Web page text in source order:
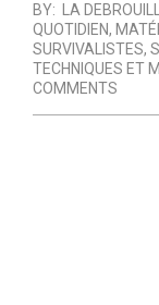
BY: LA
QUOTIDIEN,
SURVIVALISTES,
TECHNIQUES ET
COMMENTS